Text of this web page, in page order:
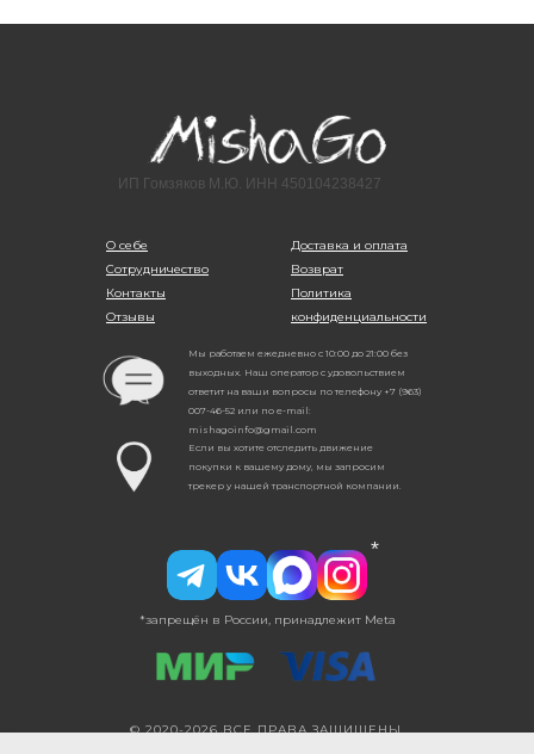
О себе
Сотрудничество
Контакты
Отзывы
ИП Гомзяков М.Ю. ИНН 450104238427
Доставка и оплата
Возврат
Политика
конфиденциальности
Мы работаем ежедневно с 10:00 до 21:00 без
выходных. Наш оператор с удовольствием
ответит на ваши вопросы по телефону +7 (963)
007-46-52 или по e-mail:
mishagoinfo@gmail.com
Если вы хотите отследить движение
покупки к вашему дому, мы запросим
трекер у нашей транспортной компании.
*
*запрещён в России, принадлежит Meta
© 2020-2026 ВСЕ ПРАВА ЗАЩИЩЕНЫ.